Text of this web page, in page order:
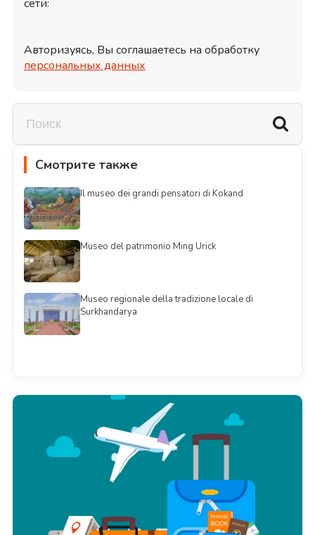
сети:
Авторизуясь, Вы соглашаетесь на обработку
персональных данных
Смотрите также
Il museo dei grandi pensatori di Kokand
Museo del patrimonio Ming Urick
Museo regionale della tradizione locale di
Surkhandarya